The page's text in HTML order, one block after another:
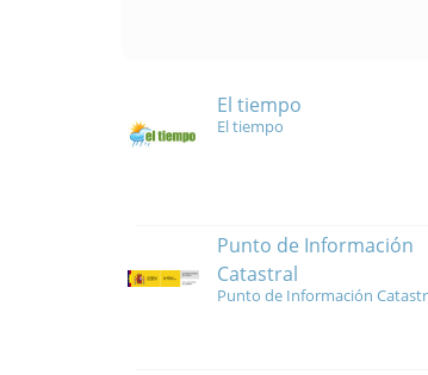
El tiempo
El tiempo
Punto de Información
Catastral
Punto de Información